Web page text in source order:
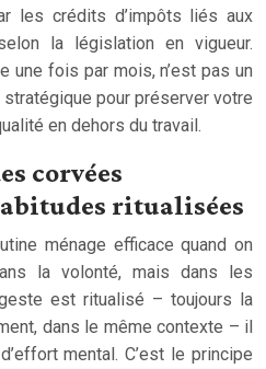
les crédits d’impôts liés aux
la législation en vigueur.
une fois par mois, n’est pas un
stratégique pour préserver votre
en dehors du travail.
corvées
ritualisées
ménage efficace quand on
la volonté, mais dans les
est ritualisé – toujours la
dans le même contexte – il
mental. C’est le principe